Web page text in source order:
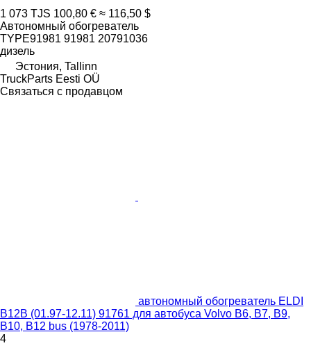
1 073 TJS 100,80 € ≈ 116,50 $
Автономный обогреватель
TYPE91981 91981 20791036
дизель
Эстония, Tallinn
TruckParts Eesti OÜ
Связаться с продавцом
автономный обогреватель ELDI
B12B (01.97-12.11) 91761 для автобуса Volvo B6, B7, B9,
B10, B12 bus (1978-2011)
4